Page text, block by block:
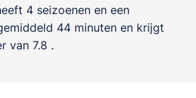
4 seizoenen en een
44 minuten en krijgt
van 7.8 .